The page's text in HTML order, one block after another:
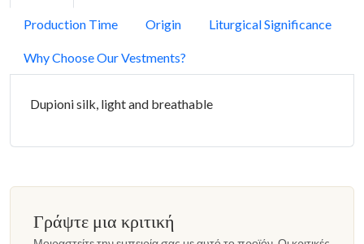
Production Time Origin Liturgical Significance
Why Choose Our Vestments?
Dupioni silk, light and breathable
Γράψτε μια κριτική